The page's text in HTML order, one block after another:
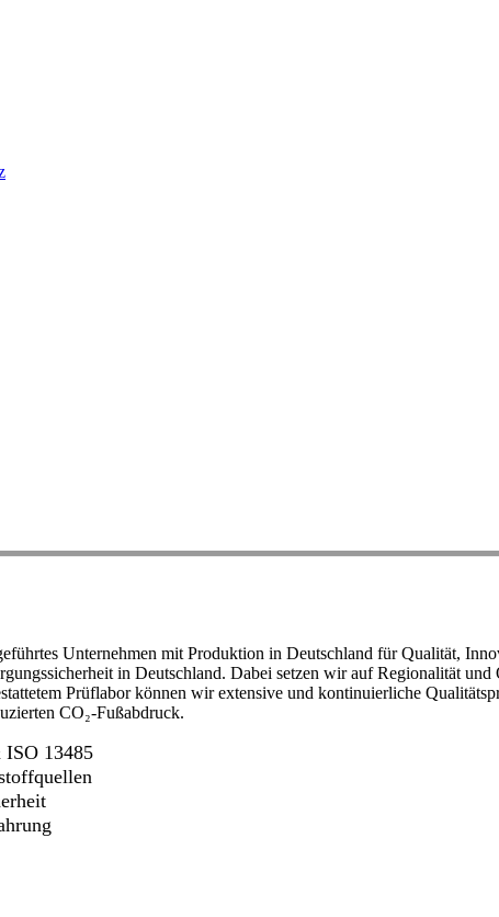
Unternehmen mit Produktion in Deutschland für Qualität,
in Deutschland. Dabei setzen wir auf Regionalität
Prüflabor können wir extensive und kontinuierliche
CO₂-Fußabdruck.
ISO 13485